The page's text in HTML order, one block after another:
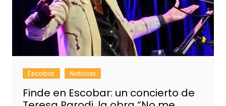
Escobar Noticias
Finde en Escobar: un concierto de